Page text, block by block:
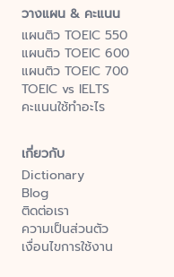
วางแผน & คะแนน
แผนติว TOEIC 550
แผนติว TOEIC 600
แผนติว TOEIC 700
TOEIC vs IELTS
คะแนนใช้ทำอะไร
เกี่ยวกับ
Dictionary
Blog
ติดต่อเรา
ความเป็นส่วนตัว
เงื่อนไขการใช้งาน